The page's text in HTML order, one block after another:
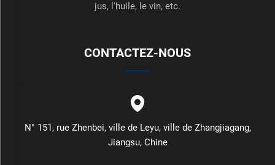
jus, l'huile, le vin, etc.
CONTACTEZ-NOUS
N° 151, rue Zhenbei, ville de Leyu, ville de Zhangjiagang,
Jiangsu, Chine